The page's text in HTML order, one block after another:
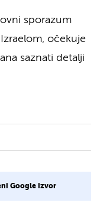
sporazum
očekuje
saznati detalji
Google izvor